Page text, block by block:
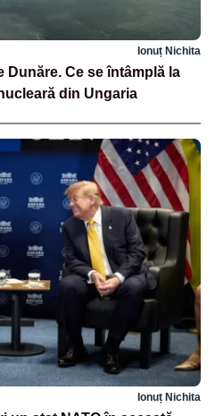
Ionuț Nichita
Dunăre. Ce se întâmplă la
din Ungaria
Ionuț Nichita